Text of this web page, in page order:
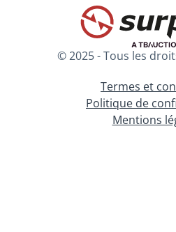
© 2025 - Tous les
Termes et
Politique de
Mentions